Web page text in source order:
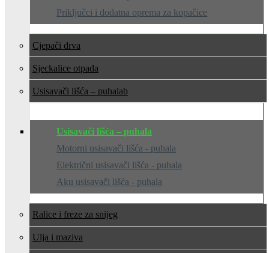
Priključci i dodatna oprema za kopačice
Cjepači drva
Sjeckalice otpada
Usisavači lišća – puhala
Usisavači lišća – puhala
Motorni usisavači lišća - puhala
Električni usisavači lišća - puhala
Aku usisavači lišća - puhala
Ralice i freze za snijeg
Ulja i maziva